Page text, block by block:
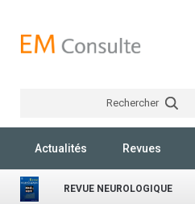
Rechercher
Actualités Revues
REVUE NEUROLOGIQUE